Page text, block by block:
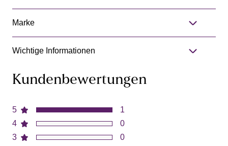
Marke
Wichtige Informationen
Kundenbewertungen
5
4
3
1
0
0